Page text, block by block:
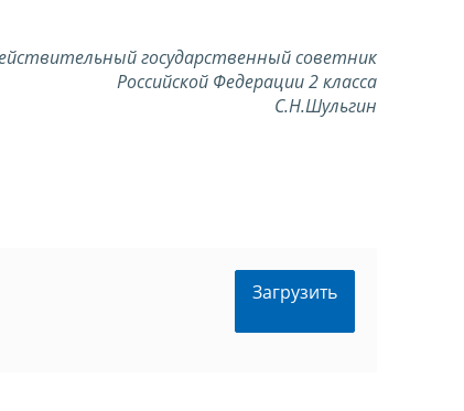
государственный советник
Российской Федерации 2 класса
С.Н.Шульгин
Загрузить